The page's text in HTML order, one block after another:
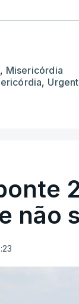
, Misericórdia
,
não